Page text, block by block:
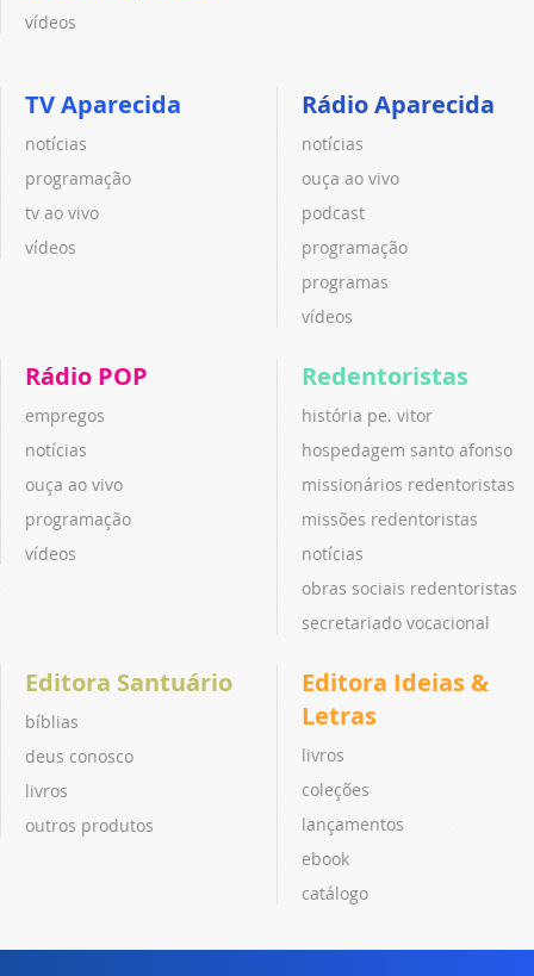
vídeos
TV Aparecida
notícias
programação
tv ao vivo
vídeos
Rádio Aparecida
notícias
ouça ao vivo
podcast
programação
programas
vídeos
Rádio POP
empregos
notícias
ouça ao vivo
programação
vídeos
Redentoristas
história pe. vitor
hospedagem santo afonso
missionários redentoristas
missões redentoristas
notícias
obras sociais redentoristas
secretariado vocacional
Editora Santuário
bíblias
deus conosco
livros
outros produtos
Editora Ideias &
Letras
livros
coleções
lançamentos
ebook
catálogo